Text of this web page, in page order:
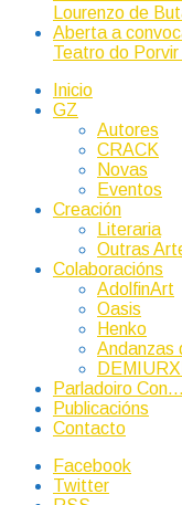
Lourenzo de
Aberta a
Teatro do
Inicio
GZ
Autores
CRACK
Novas
Eventos
Creación
Literaria
Outras
Colaboracións
AdolfinArt
Oasis
Henko
Andanzas
Parladoiro Con…
Publicacións
Contacto
Facebook
Twitter